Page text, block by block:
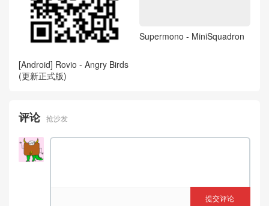
[Android] Rovio - Angry Birds
(更新正式版)
Supermono - MiniSquadron
评论 抢沙发
提交评论